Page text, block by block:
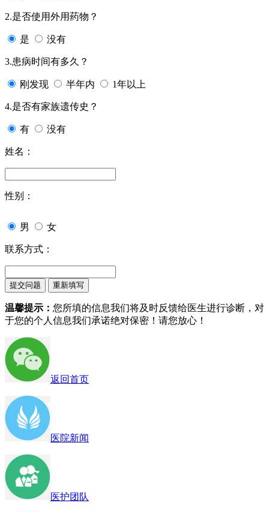
2.是否使用外用药物？
是 没有
3.患病时间有多久？
刚发现 半年内 1年以上
4.是否有家族遗传史？
有 没有
姓名：
性别：
男 女
联系方式：
温馨提示： 您所填的信息我们将及时反馈给医生进行诊断，对
于您的个人信息我们承诺绝对保密！请您放心！
返回首页
医院新闻
医护团队